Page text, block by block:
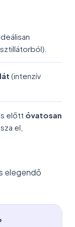
(intenzív
előtt óvatosan
el,
elegendő